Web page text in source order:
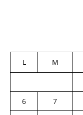
L M
6
7